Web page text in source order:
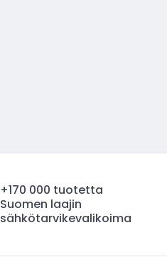
+170 000 tuotetta
Suomen laajin
sähkötarvikevalikoima